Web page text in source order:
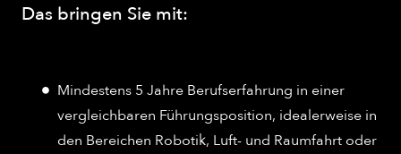
Das bringen Sie mit:
Mindestens 5 Jahre Berufserfahrung in einer
vergleichbaren Führungsposition, idealerweise in
den Bereichen Robotik, Luft- und Raumfahrt oder